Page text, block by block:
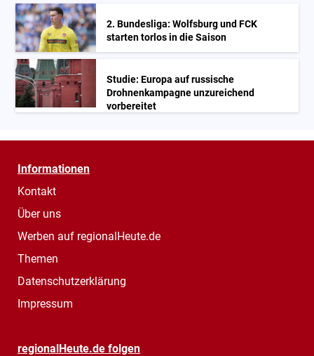
2. Bundesliga: Wolfsburg und FCK
starten torlos in die Saison
Studie: Europa auf russische
Drohnenkampagne unzureichend
vorbereitet
Informationen
Kontakt
Über uns
Werben auf regionalHeute.de
Themen
Datenschutzerklärung
Impressum
regionalHeute.de folgen